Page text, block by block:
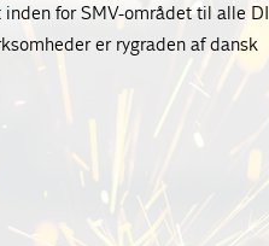
for SMV-området til alle
er rygraden af dansk